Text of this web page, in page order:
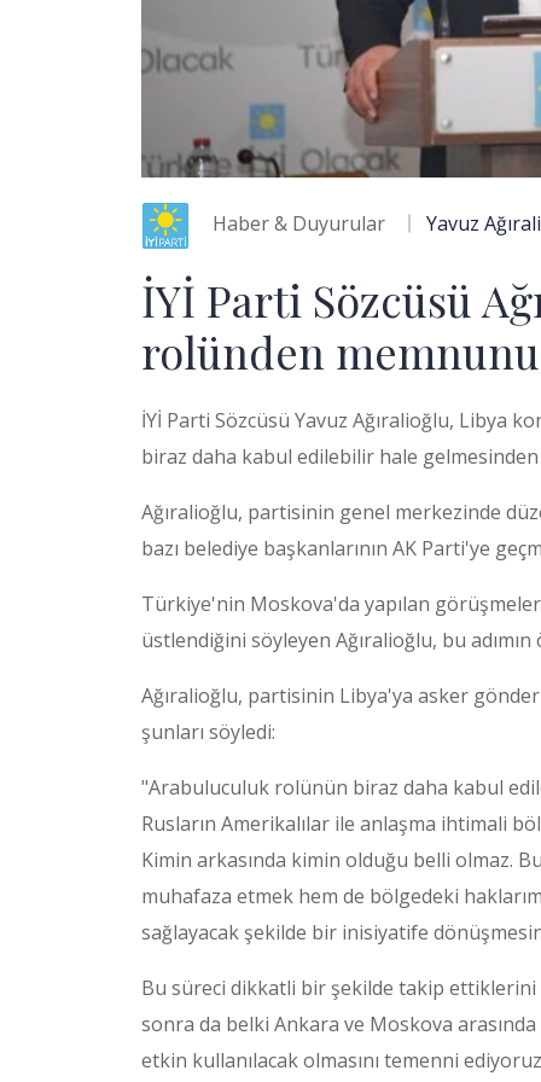
Haber & Duyurular Yavuz
İYİ Parti Sözcüsü
rolünden
İYİ Parti Sözcüsü Yavuz Ağıralioğlu, Libya
biraz daha kabul edilebilir hale
Ağıralioğlu, partisinin genel merkezinde
bazı belediye başkanlarının AK Parti'ye
Türkiye'nin Moskova'da yapılan
üstlendiğini söyleyen Ağıralioğlu, bu
Ağıralioğlu, partisinin Libya'ya asker
şunları söyledi:
"Arabuluculuk rolünün biraz daha kabul
Rusların Amerikalılar ile anlaşma ihtimali
Kimin arkasında kimin olduğu belli olmaz.
muhafaza etmek hem de bölgedeki
sağlayacak şekilde bir inisiyatife
Bu süreci dikkatli bir şekilde takip
sonra da belki Ankara ve Moskova
etkin kullanılacak olmasını temenni